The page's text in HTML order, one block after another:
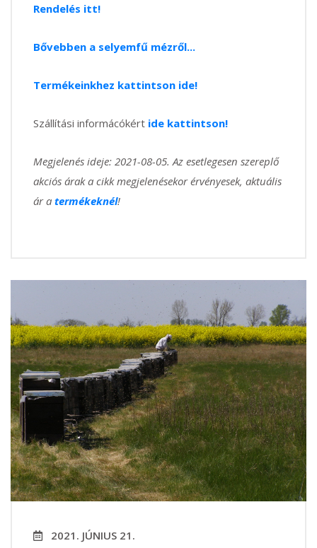
Rendelés itt!
Bővebben a selyemfű mézről...
Termékeinkhez kattintson ide!
Szállítási informácókért ide kattintson!
Megjelenés ideje: 2021-08-05. Az esetlegesen szereplő
akciós árak a cikk megjelenésekor érvényesek, aktuális
ár a termékeknél!
2021. JÚNIUS 21.